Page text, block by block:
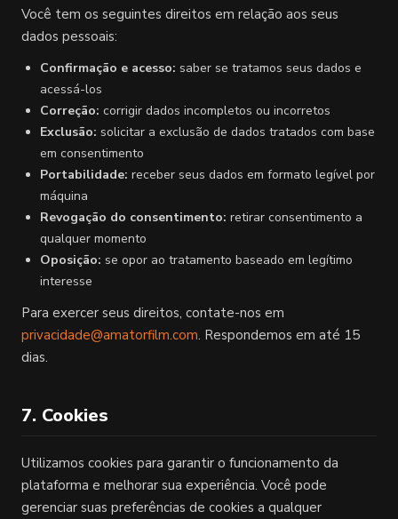
Você tem os seguintes direitos em relação aos seus
dados pessoais:
Confirmação e acesso: saber se tratamos seus dados e
acessá-los
Correção: corrigir dados incompletos ou incorretos
Exclusão: solicitar a exclusão de dados tratados com base
em consentimento
Portabilidade: receber seus dados em formato legível por
máquina
Revogação do consentimento: retirar consentimento a
qualquer momento
Oposição: se opor ao tratamento baseado em legítimo
interesse
Para exercer seus direitos, contate-nos em
privacidade@amatorfilm.com. Respondemos em até 15
dias.
7. Cookies
Utilizamos cookies para garantir o funcionamento da
plataforma e melhorar sua experiência. Você pode
gerenciar suas preferências de cookies a qualquer